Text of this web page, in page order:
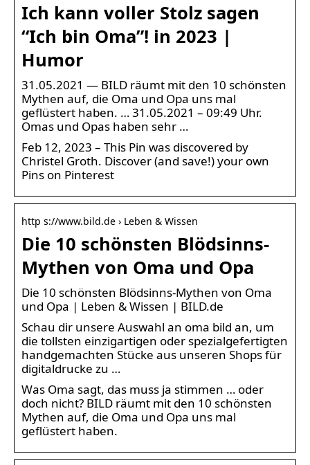
Ich kann voller Stolz sagen
“Ich bin Oma”! in 2023 |
Humor
31.05.2021 — BILD räumt mit den 10 schönsten
Mythen auf, die Oma und Opa uns mal
geflüstert haben. … 31.05.2021 – 09:49 Uhr.
Omas und Opas haben sehr …
Feb 12, 2023 – This Pin was discovered by
Christel Groth. Discover (and save!) your own
Pins on Pinterest
http s://www.bild.de › Leben & Wissen
Die 10 schönsten Blödsinns-
Mythen von Oma und Opa
Die 10 schönsten Blödsinns-Mythen von Oma
und Opa | Leben & Wissen | BILD.de
Schau dir unsere Auswahl an oma bild an, um
die tollsten einzigartigen oder spezialgefertigten
handgemachten Stücke aus unseren Shops für
digitaldrucke zu …
Was Oma sagt, das muss ja stimmen … oder
doch nicht? BILD räumt mit den 10 schönsten
Mythen auf, die Oma und Opa uns mal
geflüstert haben.